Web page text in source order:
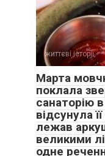
життєві історії
Марта
поклала
санаторію
відсунула
лежав
великими
одне